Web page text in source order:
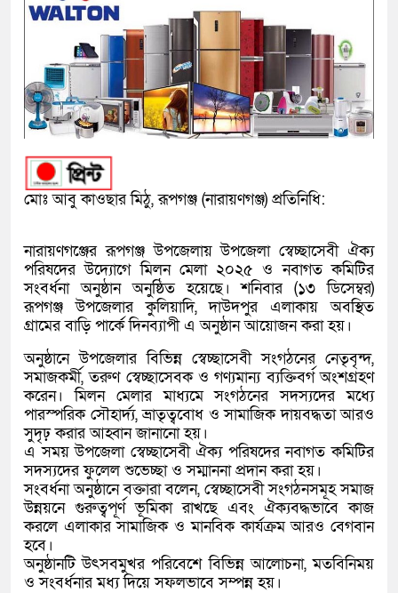
মোঃ আবু কাওছার মিঠু, রূপগঞ্জ (নারায়ণগঞ্জ) প্রতিনিধি:
‎নারায়ণগঞ্জের রূপগঞ্জ উপজেলায় উপজেলা স্বেচ্ছাসেবী ঐক্য
পরিষদের উদ্যোগে মিলন মেলা ২০২৫ ও নবাগত কমিটির
সংবর্ধনা অনুষ্ঠান অনুষ্ঠিত হয়েছে। শনিবার (১৩ ডিসেম্বর)
রূপগঞ্জ উপজেলার কুলিয়াদি, দাউদপুর এলাকায় অবস্থিত
গ্রামের বাড়ি পার্কে দিনব্যাপী এ অনুষ্ঠান আয়োজন করা হয়।
‎অনুষ্ঠানে উপজেলার বিভিন্ন স্বেচ্ছাসেবী সংগঠনের নেতৃবৃন্দ,
সমাজকর্মী, তরুণ স্বেচ্ছাসেবক ও গণ্যমান্য ব্যক্তিবর্গ অংশগ্রহণ
করেন। মিলন মেলার মাধ্যমে সংগঠনের সদস্যদের মধ্যে
পারস্পরিক সৌহার্দ্য, ভ্রাতৃত্ববোধ ও সামাজিক দায়বদ্ধতা আরও
সুদৃঢ় করার আহ্বান জানানো হয়।
‎এ সময় উপজেলা স্বেচ্ছাসেবী ঐক্য পরিষদের নবাগত কমিটির
সদস্যদের ফুলেল শুভেচ্ছা ও সম্মাননা প্রদান করা হয়।
‎সংবর্ধনা অনুষ্ঠানে বক্তারা বলেন, স্বেচ্ছাসেবী সংগঠনসমূহ সমাজ
উন্নয়নে গুরুত্বপূর্ণ ভূমিকা রাখছে এবং ঐক্যবদ্ধভাবে কাজ
করলে এলাকার সামাজিক ও মানবিক কার্যক্রম আরও বেগবান
হবে।
‎অনুষ্ঠানটি উৎসবমুখর পরিবেশে বিভিন্ন আলোচনা, মতবিনিময়
ও সংবর্ধনার মধ্য দিয়ে সফলভাবে সম্পন্ন হয়।